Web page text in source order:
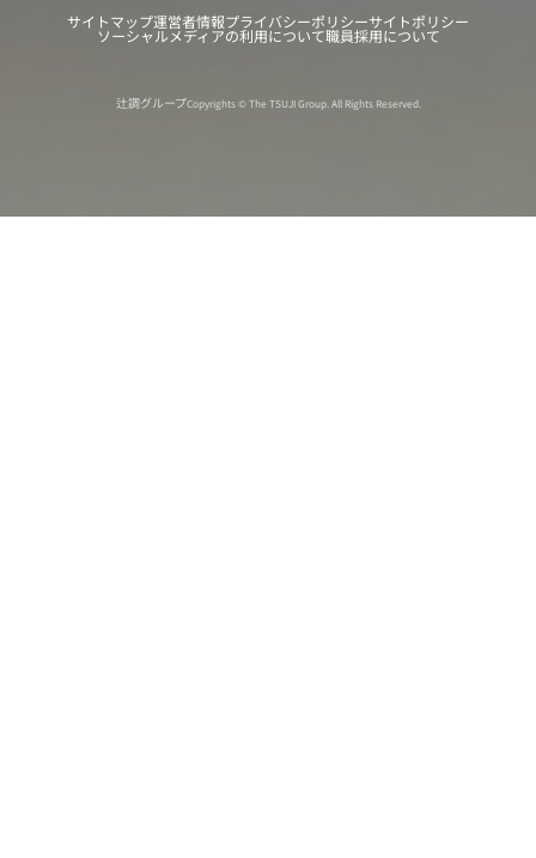
サイトマップ運営者情報プライバシーポリシーサイトポリシー
ソーシャルメディアの利用について職員採用について
辻調グループCopyrights © The TSUJI Group. All Rights Reserved.